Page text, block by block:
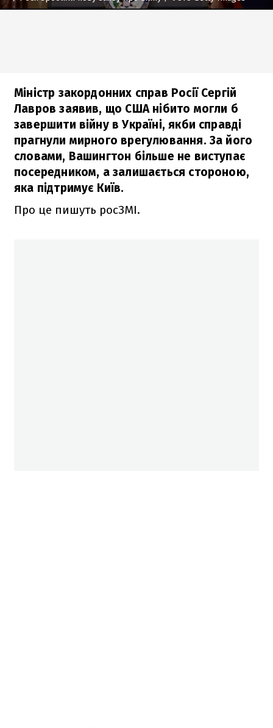
Міністр закордонних справ Росії Сергій
Лавров заявив, що США нібито могли б
завершити війну в Україні, якби справді
прагнули мирного врегулювання. За його
словами, Вашингтон більше не виступає
посередником, а залишається стороною,
яка підтримує Київ.
Про це пишуть росЗМІ.